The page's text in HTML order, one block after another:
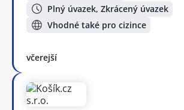
Plný úvazek, Zkrácený úvazek
Vhodné také pro cizince
včerejší